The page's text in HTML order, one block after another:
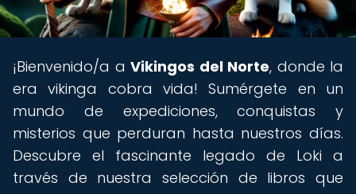
¡Bienvenido/a a Vikingos del Norte, donde la
era vikinga cobra vida! Sumérgete en un
mundo de expediciones, conquistas y
misterios que perduran hasta nuestros días.
Descubre el fascinante legado de Loki a
través de nuestra selección de libros que